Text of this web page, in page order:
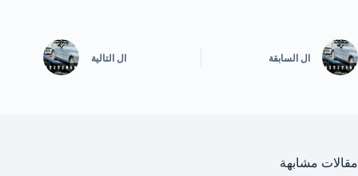
ال السابقة ال التالية
مقالات مشابهة